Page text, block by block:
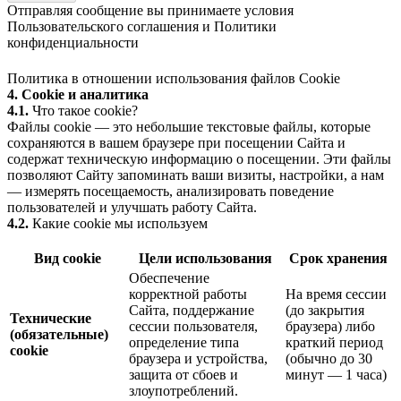
Отправляя сообщение вы принимаете условия
Пользовательского соглашения и Политики
конфиденциальности
Политика в отношении использования файлов Cookie
4. Cookie и аналитика
4.1. Что такое cookie?
Файлы cookie — это небольшие текстовые файлы, которые
сохраняются в вашем браузере при посещении Сайта и
содержат техническую информацию о посещении. Эти файлы
позволяют Сайту запоминать ваши визиты, настройки, а нам
— измерять посещаемость, анализировать поведение
пользователей и улучшать работу Сайта.
4.2. Какие cookie мы используем
Вид cookie Цели использования Срок хранения
Технические
(обязательные)
cookie
Обеспечение
корректной работы
Сайта, поддержание
сессии пользователя,
определение типа
браузера и устройства,
защита от сбоев и
злоупотреблений.
На время сессии
(до закрытия
браузера) либо
краткий период
(обычно до 30
минут — 1 часа)